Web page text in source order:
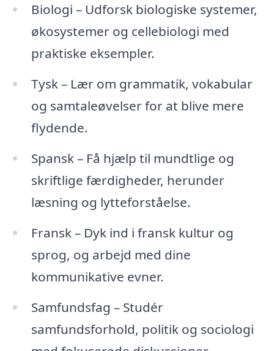
Biologi – Udforsk biologiske systemer,
økosystemer og cellebiologi med
praktiske eksempler.
Tysk – Lær om grammatik, vokabular
og samtaleøvelser for at blive mere
flydende.
Spansk – Få hjælp til mundtlige og
skriftlige færdigheder, herunder
læsning og lytteforståelse.
Fransk – Dyk ind i fransk kultur og
sprog, og arbejd med dine
kommunikative evner.
Samfundsfag – Studér
samfundsforhold, politik og sociologi